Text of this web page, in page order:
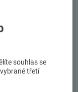
sportu -
souhlas se
třetí